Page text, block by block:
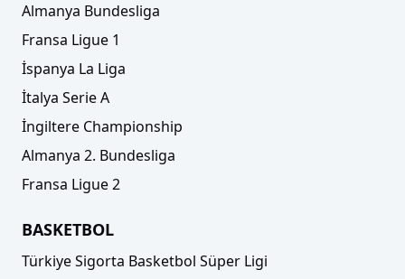
Galatasaray'dan orta saha hamlesi! İşte günün
Almanya Bundesliga
Fransa Ligue 1
İspanya La Liga
İtalya Serie A
İngiltere Championship
Almanya 2. Bundesliga
Fransa Ligue 2
BASKETBOL
Türkiye Sigorta Basketbol Süper Ligi